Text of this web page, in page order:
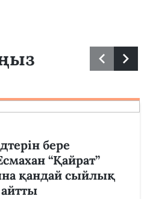
бере
“Қайрат”
қандай сыйлық